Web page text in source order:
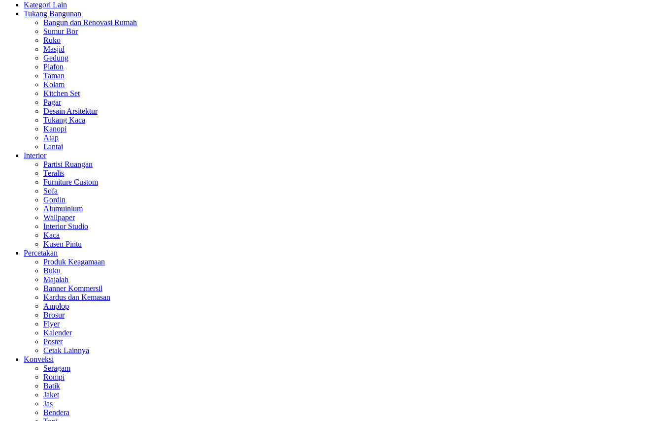
Kategori Lain
Tukang Bangunan
Bangun dan Renovasi Rumah
Sumur Bor
Ruko
Masjid
Gedung
Plafon
Taman
Kolam
Kitchen Set
Pagar
Desain Arsitektur
Tukang Kaca
Kanopi
Atap
Lantai
Interior
Partisi Ruangan
Teralis
Furniture Custom
Sofa
Gordin
Alumuinium
Wallpaper
Interior Studio
Kaca
Kusen Pintu
Percetakan
Produk Keagamaan
Buku
Majalah
Banner Kommersil
Kardus dan Kemasan
Amplop
Brosur
Flyer
Kalender
Poster
Cetak Lainnya
Konveksi
Seragam
Rompi
Batik
Jaket
Jas
Bendera